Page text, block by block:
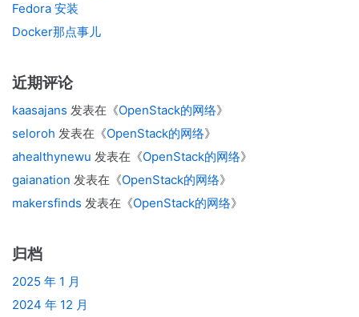
Fedora 安装
Docker那点事儿
近期评论
kaasajans 发表在《OpenStack的网络》
seloroh 发表在《OpenStack的网络》
ahealthynewu 发表在《OpenStack的网络》
gaianation 发表在《OpenStack的网络》
makersfinds 发表在《OpenStack的网络》
归档
2025 年 1 月
2024 年 12 月